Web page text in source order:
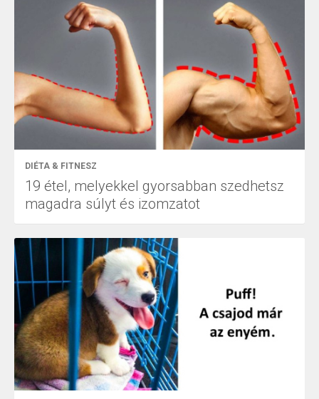
DIÉTA & FITNESZ
19 étel, melyekkel gyorsabban szedhetsz
magadra súlyt és izomzatot